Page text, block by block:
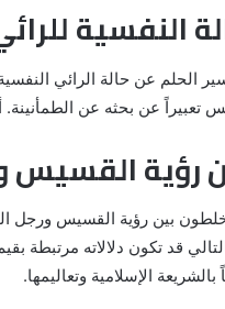
النفسية
الحلم عن حالة الرائي
تعبيراً عن بحثه عن الطمأنينة.
رؤية القسيس
بين رؤية القسيس ورجل
قد تكون دلالاته مرتبطة
بالشريعة الإسلامية وتعاليمها.